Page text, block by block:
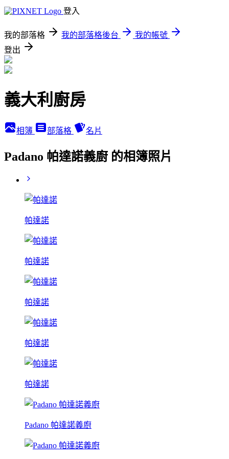
登入
我的部落格 我的部落格後台
我的帳號
登出
義大利廚房
相簿 部落格 名片
Padano 帕達諾義廚 的相簿照片
帕達諾
帕達諾
帕達諾
帕達諾
帕達諾
Padano 帕達諾義廚